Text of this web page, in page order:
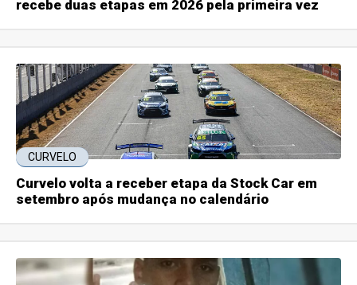
recebe duas etapas em 2026 pela primeira vez
CURVELO
Curvelo volta a receber etapa da Stock Car em
setembro após mudança no calendário